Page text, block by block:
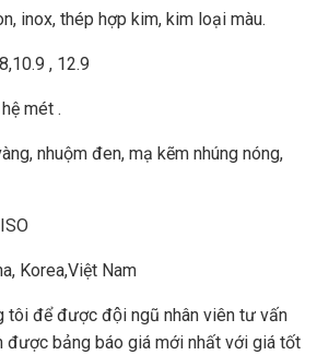
inox, thép hợp kim, kim loại màu.
, 12.9
mét .
nhuộm đen, mạ kẽm nhúng nóng,
Korea,Việt Nam
tôi để được đội ngũ nhân viên tư vấn
được bảng báo giá mới nhất với giá tốt